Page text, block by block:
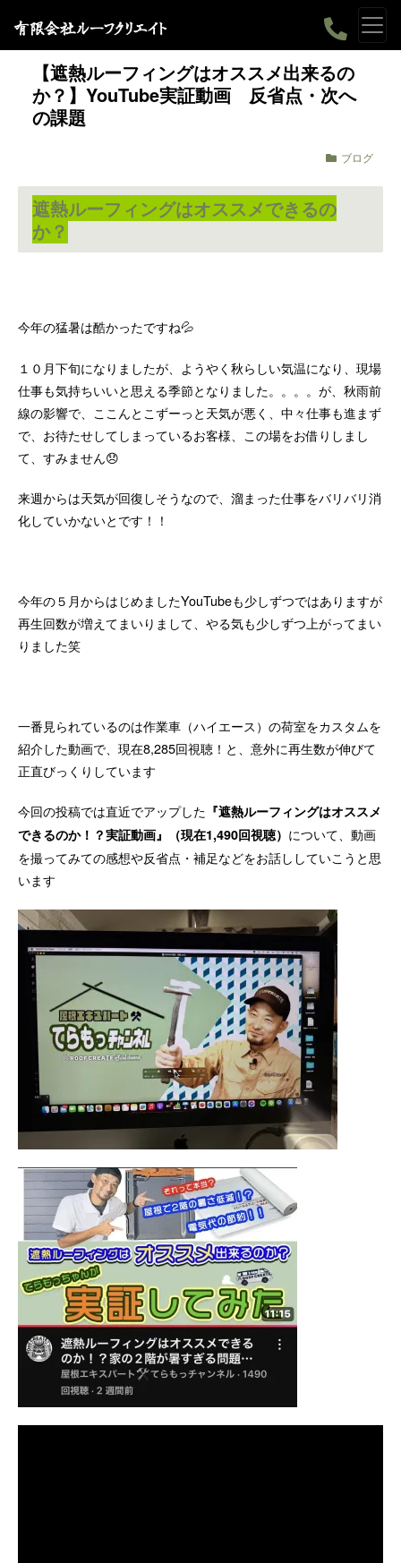
【遮熱ルーフィングはオススメ出来るの
か？】YouTube実証動画 反省点・次へ
の課題
ブログ
遮熱ルーフィングはオススメできるの
か？
今年の猛暑は酷かったですね💦
１０月下旬になりましたが、ようやく秋らしい気温になり、現場
仕事も気持ちいいと思える季節となりました。。。。が、秋雨前
線の影響で、ここんとこずーっと天気が悪く、中々仕事も進まず
で、お待たせしてしまっているお客様、この場をお借りしまし
て、すみません😞
来週からは天気が回復しそうなので、溜まった仕事をバリバリ消
化していかないとです！！
今年の５月からはじめましたYouTubeも少しずつではありますが
再生回数が増えてまいりまして、やる気も少しずつ上がってまい
りました笑
一番見られているのは作業車（ハイエース）の荷室をカスタムを
紹介した動画で、現在8,285回視聴！と、意外に再生数が伸びて
正直びっくりしています
今回の投稿では直近でアップした 『遮熱ルーフィングはオススメ
できるのか！？実証動画』（現在1,490回視聴） について、動画
を撮ってみての感想や反省点・補足などをお話ししていこうと思
います